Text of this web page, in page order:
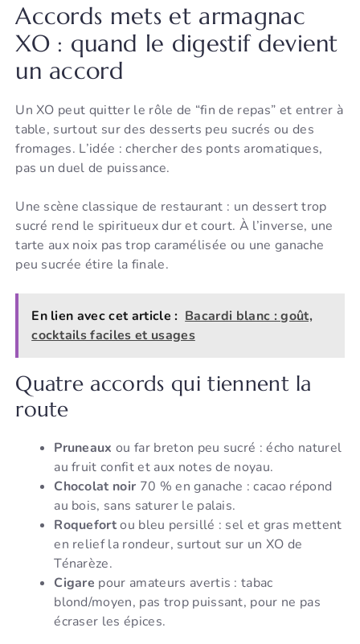
Accords mets et armagnac
XO : quand le digestif devient
un accord
Un XO peut quitter le rôle de “fin de repas” et entrer à
table, surtout sur des desserts peu sucrés ou des
fromages. L’idée : chercher des ponts aromatiques,
pas un duel de puissance.
Une scène classique de restaurant : un dessert trop
sucré rend le spiritueux dur et court. À l’inverse, une
tarte aux noix pas trop caramélisée ou une ganache
peu sucrée étire la finale.
En lien avec cet article : Bacardi blanc : goût,
cocktails faciles et usages
Quatre accords qui tiennent la
route
Pruneaux ou far breton peu sucré : écho naturel
au fruit confit et aux notes de noyau.
Chocolat noir 70 % en ganache : cacao répond
au bois, sans saturer le palais.
Roquefortou bleu persillé : sel et gras mettent
en relief la rondeur, surtout sur un XO de
Ténarèze.
Cigare pour amateurs avertis : tabac
blond/moyen, pas trop puissant, pour ne pas
écraser les épices.